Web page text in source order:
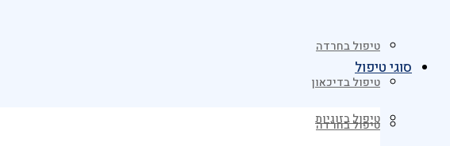
טיפול בחרדה
טיפול בדיכאון
טיפול בזוגיות
סוגי טיפול
טיפול בחרדה